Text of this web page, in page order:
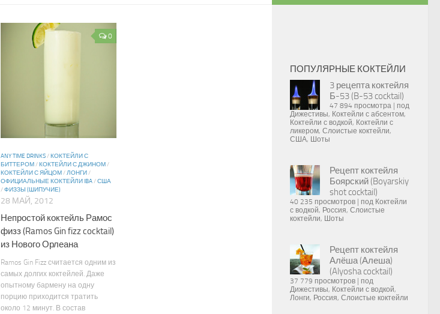
0
ANY TIME DRINKS/КОКТЕЙЛИ С
БИТТЕРОМ/КОКТЕЙЛИ С ДЖИНОМ/
КОКТЕЙЛИ С ЯЙЦОМ/ЛОНГИ/
ОФИЦИАЛЬНЫЕ КОКТЕЙЛИ IBA/США
/ФИЗЗЫ (ШИПУЧИЕ)
28 МАЙ, 2012
Непростой коктейль Рамос
физз (Ramos Gin fizz cocktail)
из Нового Орлеана
Ramos Gin Fizz считается одним из
самых долгих коктейлей. Даже
опытному бармену на одну
порцию приходится тратить
около 12 минут. В состав
ПОПУЛЯРНЫЕ КОКТЕЙЛИ
3 рецепта коктейля
Б-53 (B-53 cocktail)
47 894 просмотра
под
Дижестивы, Коктейли с абсентом,
Коктейли с водкой, Коктейли с
ликером, Слоистые коктейли,
США, Шоты
Рецепт коктейля
Боярский (Boyarskiy
shot cocktail)
40 235 просмотров под Коктейли
с водкой, Россия, Слоистые
коктейли, Шоты
Рецепт коктейля
Алёша (Алеша)
(Alyosha cocktail)
37 779 просмотров
под
Дижестивы, Коктейли с водкой,
Лонги, Россия, Слоистые коктейли